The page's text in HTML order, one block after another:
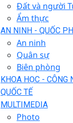
Đất và người
Ẩm thực
AN NINH - QUỐC
An ninh
Quân sự
Biên phòng
KHOA HỌC - CÔNG
QUỐC TẾ
MULTIMEDIA
Photo